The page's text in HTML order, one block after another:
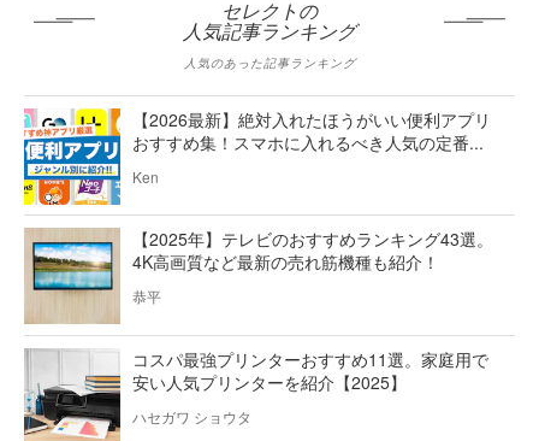
セレクトの
人気記事ランキング
人気のあった記事ランキング
【2026最新】絶対入れたほうがいい便利アプリ
おすすめ集！スマホに入れるべき人気の定番...
Ken
【2025年】テレビのおすすめランキング43選。
4K高画質など最新の売れ筋機種も紹介！
恭平
コスパ最強プリンターおすすめ11選。家庭用で
安い人気プリンターを紹介【2025】
ハセガワ ショウタ